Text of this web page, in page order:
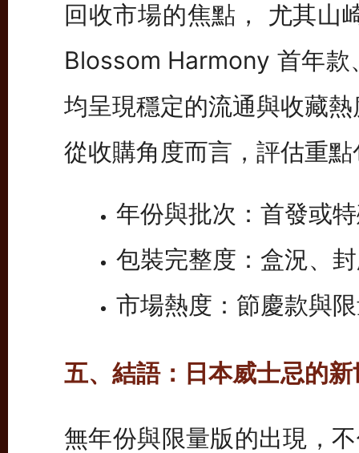
回收市場的焦點， 尤其山
Blossom Harmony 首年
均呈現穩定的流通與收藏熱
從收購角度而言，評估重
年份與批次：首發或
包裝完整度：盒況、
市場熱度：節慶款與
五、結語：日本威士忌的
無年份與限量版的出現，